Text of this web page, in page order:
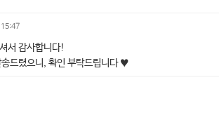
서 감사합니다!
드렸으니, 확인 부탁드립니다 ♥